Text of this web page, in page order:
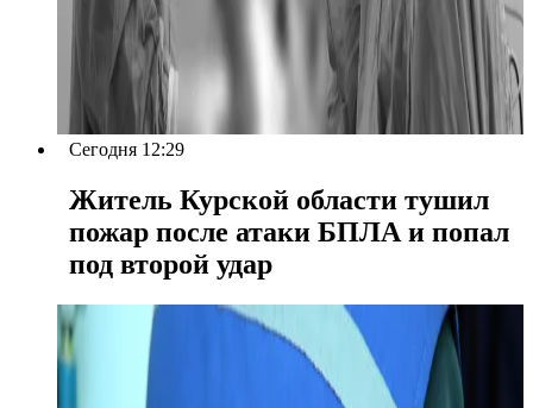
Сегодня 12:29
Житель Курской области тушил
пожар после атаки БПЛА и попал
под второй удар